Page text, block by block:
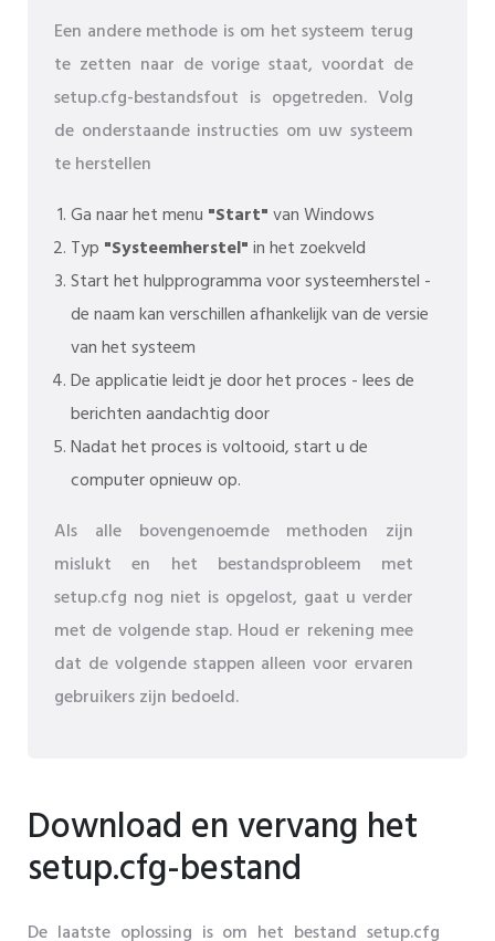
Een andere methode is om het systeem terug
te zetten naar de vorige staat, voordat de
setup.cfg-bestandsfout is opgetreden. Volg
de onderstaande instructies om uw systeem
te herstellen
Ga naar het menu "Start"van Windows
Typ "Systeemherstel"in het zoekveld
Start het hulpprogramma voor systeemherstel -
de naam kan verschillen afhankelijk van de versie
van het systeem
De applicatie leidt je door het proces - lees de
berichten aandachtig door
Nadat het proces is voltooid, start u de
computer opnieuw op.
Als alle bovengenoemde methoden zijn
mislukt en het bestandsprobleem met
setup.cfg nog niet is opgelost, gaat u verder
met de volgende stap. Houd er rekening mee
dat de volgende stappen alleen voor ervaren
gebruikers zijn bedoeld.
Download en vervang het
setup.cfg-bestand
De laatste oplossing is om het bestand setup.cfg